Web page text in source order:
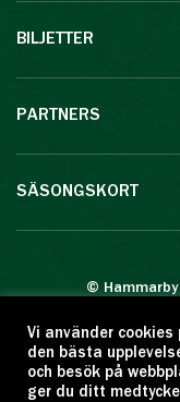
BILJETTER
PARTNERS
SÄSONGSKORT
©
Eftertryck
Citera
Vi använder
den bästa
och besök på
ger du ditt